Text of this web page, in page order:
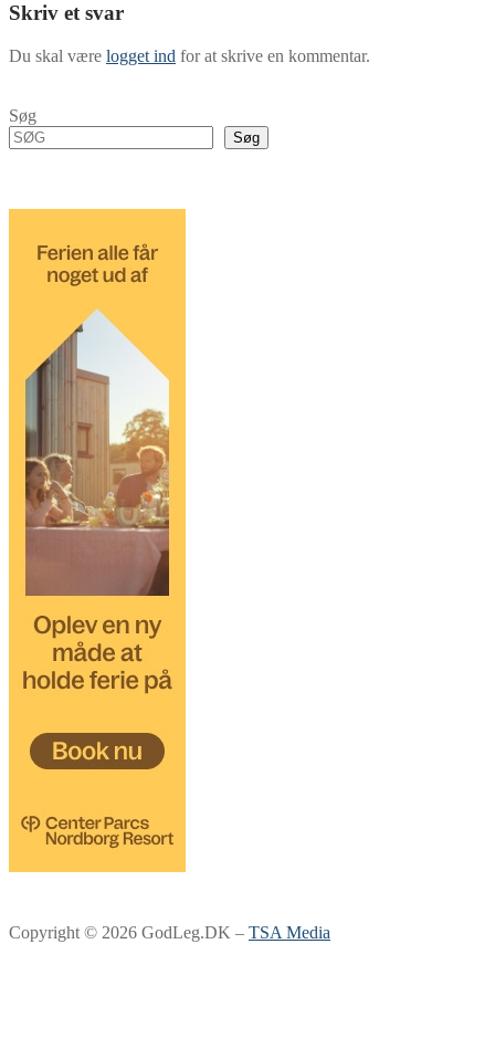
Skriv et svar
Du skal være logget ind for at skrive en kommentar.
Søg
Søg
Copyright © 2026 GodLeg.DK – TSA Media